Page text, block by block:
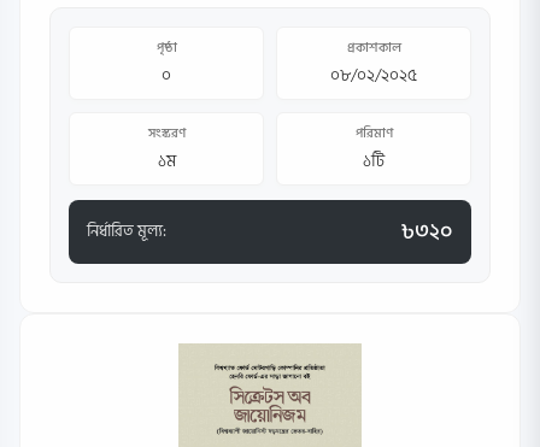
পৃষ্ঠা
০
প্রকাশকাল
০৮/০২/২০২৫
সংস্করণ
১ম
পরিমাণ
১টি
নির্ধারিত মূল্য: ৳৩২০